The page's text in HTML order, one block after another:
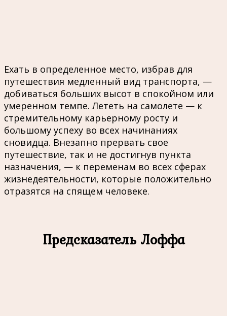
Ехать в определенное место, избрав для
путешествия медленный вид транспорта, —
добиваться больших высот в спокойном или
умеренном темпе. Лететь на самолете — к
стремительному карьерному росту и
большому успеху во всех начинаниях
сновидца. Внезапно прервать свое
путешествие, так и не достигнув пункта
назначения, — к переменам во всех сферах
жизнедеятельности, которые положительно
отразятся на спящем человеке.
Предсказатель Лоффа